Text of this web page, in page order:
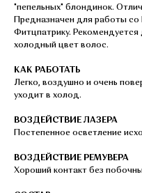
"пепельных" блондинок.
Предназначен для работы
Фитцпатрику.
холодный цвет волос.
КАК РАБОТАТЬ
Легко, воздушно и очень
уходит в холод.
ВОЗДЕЙСТВИЕ ЛАЗЕРА
Постепенное осветление
ВОЗДЕЙСТВИЕ РЕМУВЕРА
Хороший контакт без